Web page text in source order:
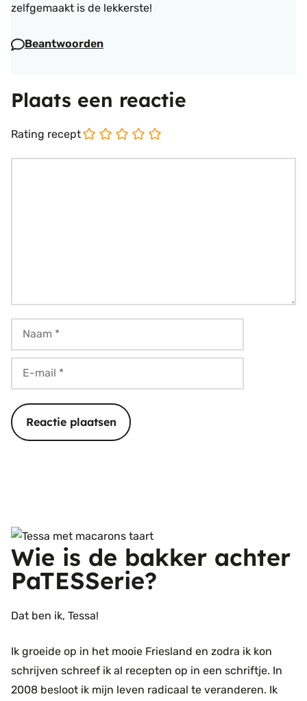
zelfgemaakt is de lekkerste!
Beantwoorden
Plaats een reactie
Rating recept
Naam
mail
Wie is de bakker achter
PaTESSerie?
Dat ben ik, Tessa!
Ik groeide op in het mooie Friesland en zodra ik kon
schrijven schreef ik al recepten op in een schriftje. In
2008 besloot ik mijn leven radicaal te veranderen. Ik